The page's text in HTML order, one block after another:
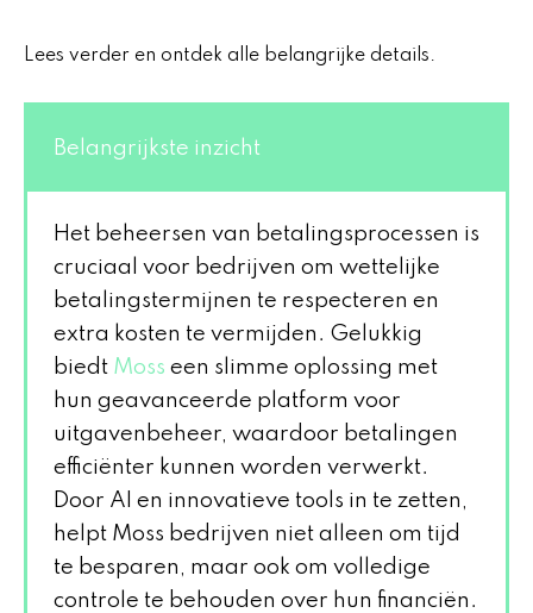
Lees verder en ontdek alle belangrijke details.
Belangrijkste inzicht
Het beheersen van betalingsprocessen is
cruciaal voor bedrijven om wettelijke
betalingstermijnen te respecteren en
extra kosten te vermijden. Gelukkig
biedt Moss een slimme oplossing met
hun geavanceerde platform voor
uitgavenbeheer, waardoor betalingen
efficiënter kunnen worden verwerkt.
Door AI en innovatieve tools in te zetten,
helpt Moss bedrijven niet alleen om tijd
te besparen, maar ook om volledige
controle te behouden over hun financiën.